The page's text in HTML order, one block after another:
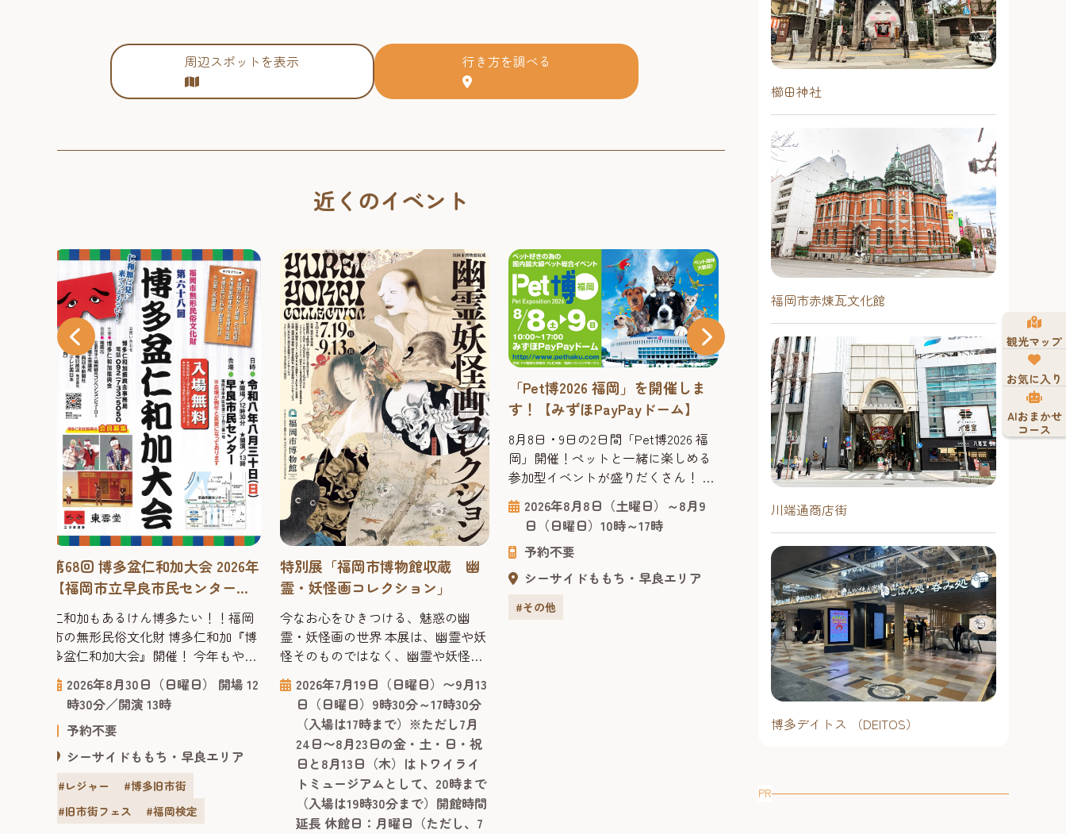
周辺スポットを表示 行き方を調べる
近くのイベント
特別展「福岡市博物館収蔵 幽
霊・妖怪画コレクション」
今なお心をひきつける、魅惑の幽
霊・妖怪画の世界 本展は、幽霊や妖
怪そのものではなく、幽霊や妖怪の
「絵」についてご紹介する展覧会で
す。不気味で異質な者たちは、なぜ
描かれ、飾られ、大切にされてきた
のでしょうか。絵にも表具にも趣向
が凝らされた珠玉の化物絵はもちろ
コレクションした人々の姿にも、人
間くさい魅力が詰まっています。 福
2026年7月19日（日曜日）〜9月13
日（日曜日）9時30分～17時30分
（入場は17時まで）※ただし7月
日と8月13日（木）はトワイライ
トミュージアムとして、20時まで
（入場は19時30分まで）開館時間
延長 休館日：月曜日（ただし、7
「Pet博2026 福岡」を開催しま
す！【みずほPayPayドーム】
8月8日・9日の2日間「Pet博2026 福
岡」開催！ペットと一緒に楽しめる
参加型イベントが盛りだくさん！ ～
ペットをお連れの方もお連れでない
方も楽しめる、国内最大級ペットイ
ベント～ 「Pet博」は、“ペットは家
トとペットを愛する皆さまのための
参加・体験型イベントです。日本で
初めてペット同伴で入場できるイベ
ントとしてスタートし、現在では毎
年全国各地で開催され...
2026年8月8日（土曜日）～8月9
日（日曜日）10時～17時
予約不要
シーサイドももち・早良エリア
体感型アート展「魔法の美術
館」【BOSS E・ZO FUKUOKA
6Fイベントホール】2026年
「見て、ふれて、遊ぶ！」体感型
アート展「魔法の美術館」が、2026
年7月14日（火曜日）よりBOSS E・
ZO FUKUOKA 6F イベントホールにて
開催されます。 2024年に大好評を博
した本展が、内容をさらにパワー
アップして再登場。子どもから大人
まで、世代を問わず夢中になれる、
ミュージアムです。 展示室に一歩足
2026年7月14日（火曜日）～9月27
日（日曜日）◎平日11時～18時◎
土日祝10時～18時 ※最終入場は閉
特定日については営業時間が異な
る場合がございます。詳しくは
福マルシェ＠鳥飼八幡宮 2026年
8月16日開催！【鳥飼八幡宮】
～人気のシャインマスカットに
朝どれ夏野菜も！
＼8月16日 人気のシャインマスカッ
トに朝どれ夏野菜も！夏のおいしさ
を味わおう@鳥飼八幡宮／ 生産者が
大切に育んだ夏の恵みが集合！今月
は「米袋ワークショップ」も開催！
8月も「第3日曜日」に福マルシェを
開催します！8月16日（日曜日）9時
30分～14時、会場は鳥飼八幡宮 (中央
区今川 ※唐人町駅から徒歩7分、地
く育つ季節がや...
2026年8月16日（日曜日）9時30分
～14時※小雨決行・荒天中止
予約不要
シーサイドももち・早良エリア
#ショッピング
大濠公園能楽
に包まれて名
「
界」
キャンドルの
名曲を楽しむ
ドルの中でク
聴く新しい形
です。たくさ
めく幻想的な
者が生み出す
えて心に響き
本格的な能楽
が上演される
15:00開場／
開場 ／17:45
分 ※開演後
予約不要
大濠・六本
エリア
#音楽
櫛田神社
福岡市赤煉瓦文化館
川端通商店街
博多デイトス （DEITOS）
PR
観光マップ
お気に入り
AIおまかせ
コース